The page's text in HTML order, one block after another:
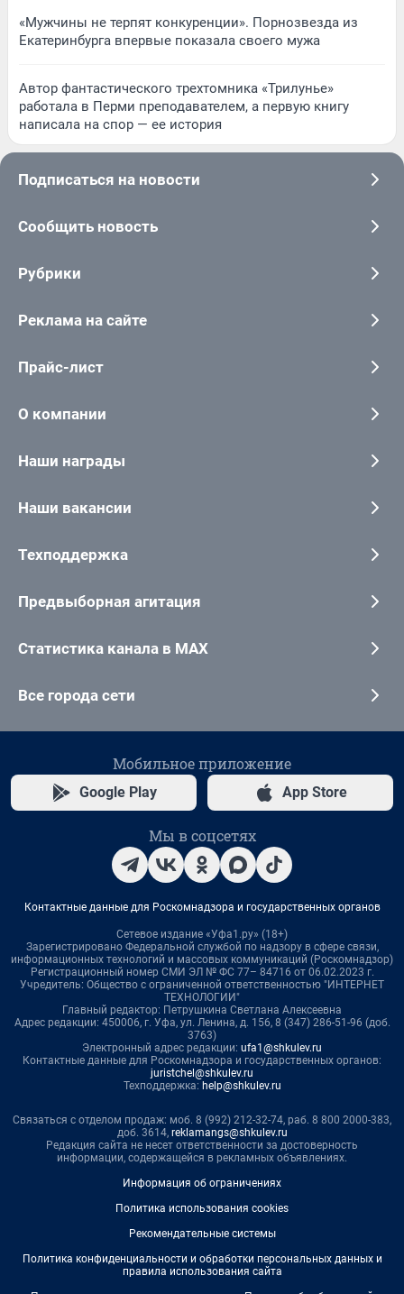
«Мужчины не терпят конкуренции». Порнозвезда из
Екатеринбурга впервые показала своего мужа
Автор фантастического трехтомника «Трилунье»
работала в Перми преподавателем, а первую книгу
написала на спор — ее история
Подписаться на новости
Сообщить новость
Рубрики
Реклама на сайте
Прайс-лист
О компании
Наши награды
Наши вакансии
Техподдержка
Предвыборная агитация
Статистика канала в MAX
Все города сети
Мобильное приложение
Google Play App Store
Мы в соцсетях
Контактные данные для Роскомнадзора и государственных органов
Сетевое издание «Уфа1.ру» (18+)
Зарегистрировано Федеральной службой по надзору в сфере связи,
информационных технологий и массовых коммуникаций (Роскомнадзор)
Регистрационный номер СМИ ЭЛ № ФС 77– 84716 от 06.02.2023 г.
Учредитель: Общество с ограниченной ответственностью "ИНТЕРНЕТ
ТЕХНОЛОГИИ"
Главный редактор: Петрушкина Светлана Алексеевна
Адрес редакции: 450006, г. Уфа, ул. Ленина, д. 156, 8 (347) 286-51-96 (доб.
3763)
Электронный адрес редакции: ufa1@shkulev.ru
Контактные данные для Роскомнадзора и государственных органов:
juristchel@shkulev.ru
Техподдержка: help@shkulev.ru
Связаться с отделом продаж: моб. 8 (992) 212-32-74, раб. 8 800 2000-383,
доб. 3614, reklamangs@shkulev.ru
Редакция сайта не несет ответственности за достоверность
информации, содержащейся в рекламных объявлениях.
Информация об ограничениях
Политика использования cookies
Рекомендательные системы
Политика конфиденциальности и обработки персональных данных и
правила использования сайта